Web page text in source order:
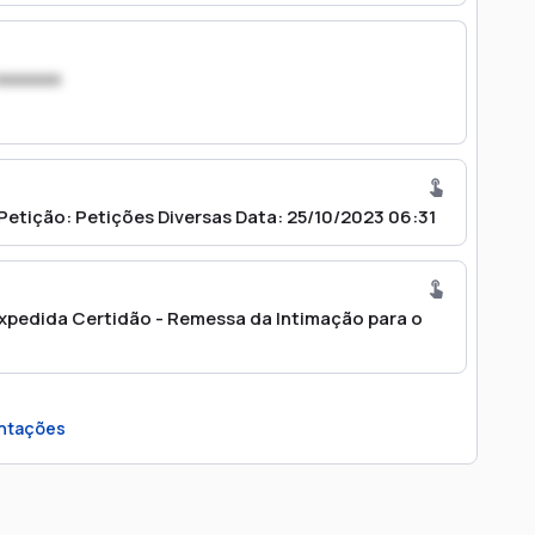
Petições Diversas Data: 25/10/2023 06:31
Certidão - Remessa da Intimação para o